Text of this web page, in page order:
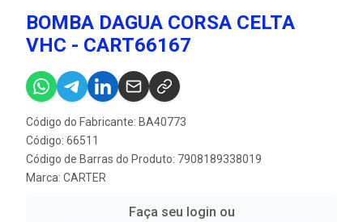
BOMBA DAGUA CORSA CELTA
VHC - CART66167
Código do Fabricante: BA40773
Código: 66511
Código de Barras do Produto: 7908189338019
Marca: CARTER
Faça seu login ou